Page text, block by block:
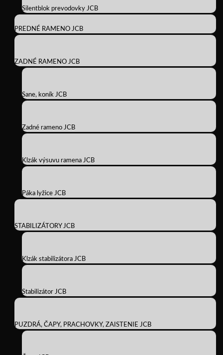
Silentblok prevodovky JCB
PREDNÉ RAMENO JCB
ZADNÉ RAMENO JCB
Sane, koník JCB
Zadné rameno JCB
Klzák výsuvu ramena JCB
Páka lyžice JCB
STABILIZÁTORY JCB
Klzák stabilizátora JCB
Stabilizátor JCB
PUZDRÁ, ČAPY, PRACHOVKY, ZAISTENIE JCB